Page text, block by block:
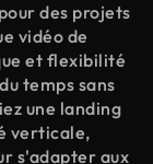
des projets
vidéo de
et flexibilité
temps sans
une landing
verticale,
s'adapter aux